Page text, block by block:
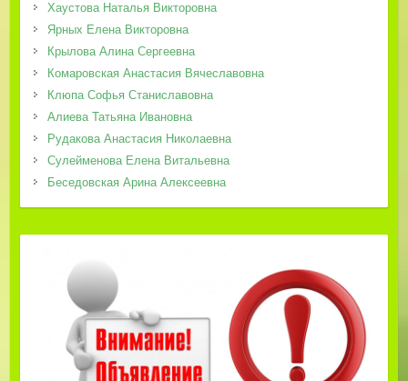
Хаустова Наталья Викторовна
Ярных Елена Викторовна
Крылова Алина Сергеевна
Комаровская Анастасия Вячеславовна
Клюпа Софья Станиславовна
Алиева Татьяна Ивановна
Рудакова Анастасия Николаевна
Сулейменова Елена Витальевна
Беседовская Арина Алексеевна